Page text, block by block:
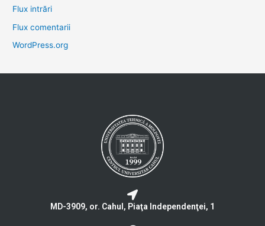
Flux intrări
Flux comentarii
WordPress.org
MD-3909, or. Cahul, Piaţa Independenţei, 1